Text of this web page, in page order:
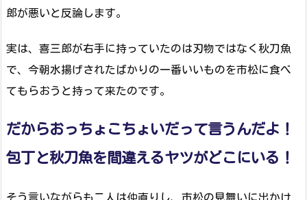
郎が悪いと反論します。
実は、喜三郎が右手に持っていたのは刃物ではなく秋刀魚
で、今朝水揚げされたばかりの一番いいものを市松に食べ
てもらおうと持って来たのです。
だからおっちょこちょいだって言うんだよ！
包丁と秋刀魚を間違えるヤツがどこにいる！
そう言いながらも二人は仲直りし、市松の見舞いに出かけ